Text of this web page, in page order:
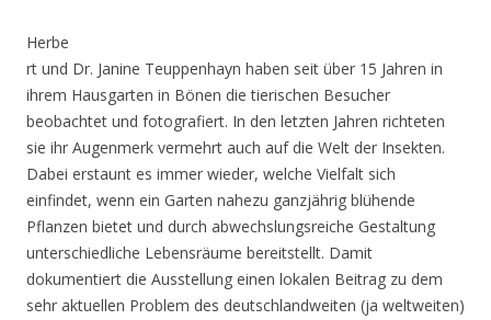
Herbe
rt und Dr. Janine Teuppenhayn haben seit über 15 Jahren in
ihrem Hausgarten in Bönen die tierischen Besucher
beobachtet und fotografiert. In den letzten Jahren richteten
sie ihr Augenmerk vermehrt auch auf die Welt der Insekten.
Dabei erstaunt es immer wieder, welche Vielfalt sich
einfindet, wenn ein Garten nahezu ganzjährig blühende
Pflanzen bietet und durch abwechslungsreiche Gestaltung
unterschiedliche Lebensräume bereitstellt. Damit
dokumentiert die Ausstellung einen lokalen Beitrag zu dem
sehr aktuellen Problem des deutschlandweiten (ja weltweiten)